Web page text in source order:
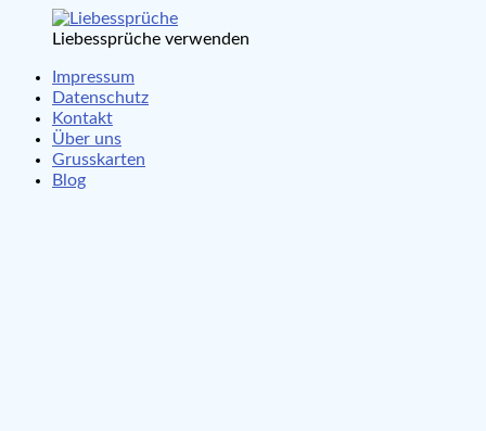
Liebessprüche verwenden
Impressum
Datenschutz
Kontakt
Über uns
Grusskarten
Blog